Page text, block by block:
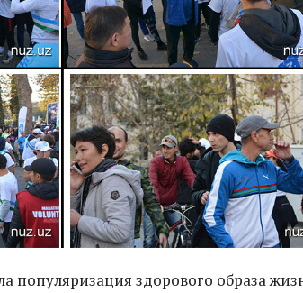
популяризация здорового образа